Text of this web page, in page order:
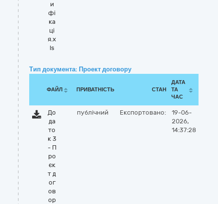
и
фі
ка
ці
я.x
ls
Тип документа: Проект договору
ФАЙЛ ПРИВАТНІСТЬ СТАН
ДАТА
ТА
ЧАС
До
да
то
к 3
- П
ро
єк
т д
ог
ов
ор
публічний Експортовано:
19-06-
2026,
14:37:28